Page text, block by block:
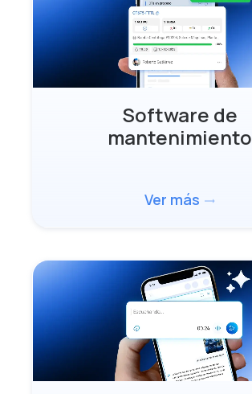
Software de
mantenimiento
Ver más trending_flat